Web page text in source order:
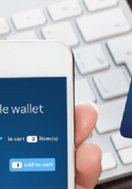
Gladia By The Waters